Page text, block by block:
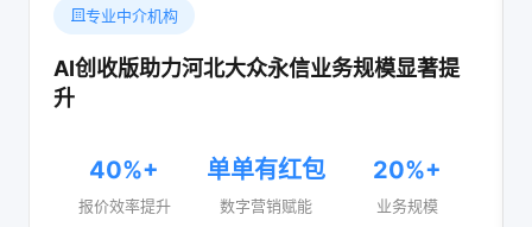
专业中介机构
AI创收版助力河北大众永信业务规模显著提
升
40%+
报价效率提升
单单有红包
数字营销赋能
20%+
业务规模